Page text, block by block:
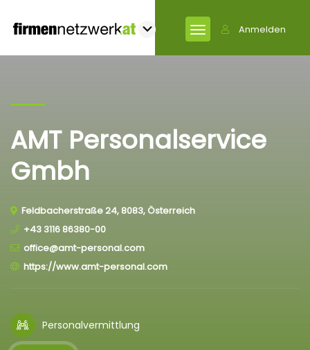
Anmelden
AMT Personalservice
Gmbh
Feldbacherstraße 24, 8083, Österreich
+43 3116 86380-00
office@amt-personal.com
https://www.amt-personal.com
Personalvermittlung